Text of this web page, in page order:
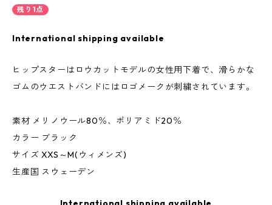
残り1点
International shipping available
ヒップスターはロウカットモデルの女性用下着で、滑らかな
ゴムのウエストバンドにはロゴメークが刺繍されています。
素材 メリノウール80％、ポリアミド20％
カラー ブラック
サイズ XXS～M(ウィメンズ)
生産国 スウェーデン